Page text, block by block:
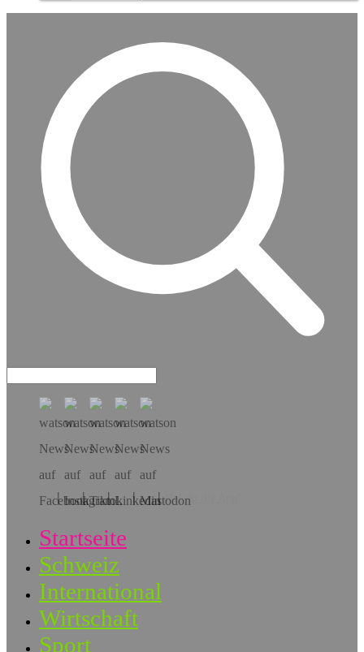
Hol dir die App!
Startseite
Schweiz
International
Wirtschaft
Sport